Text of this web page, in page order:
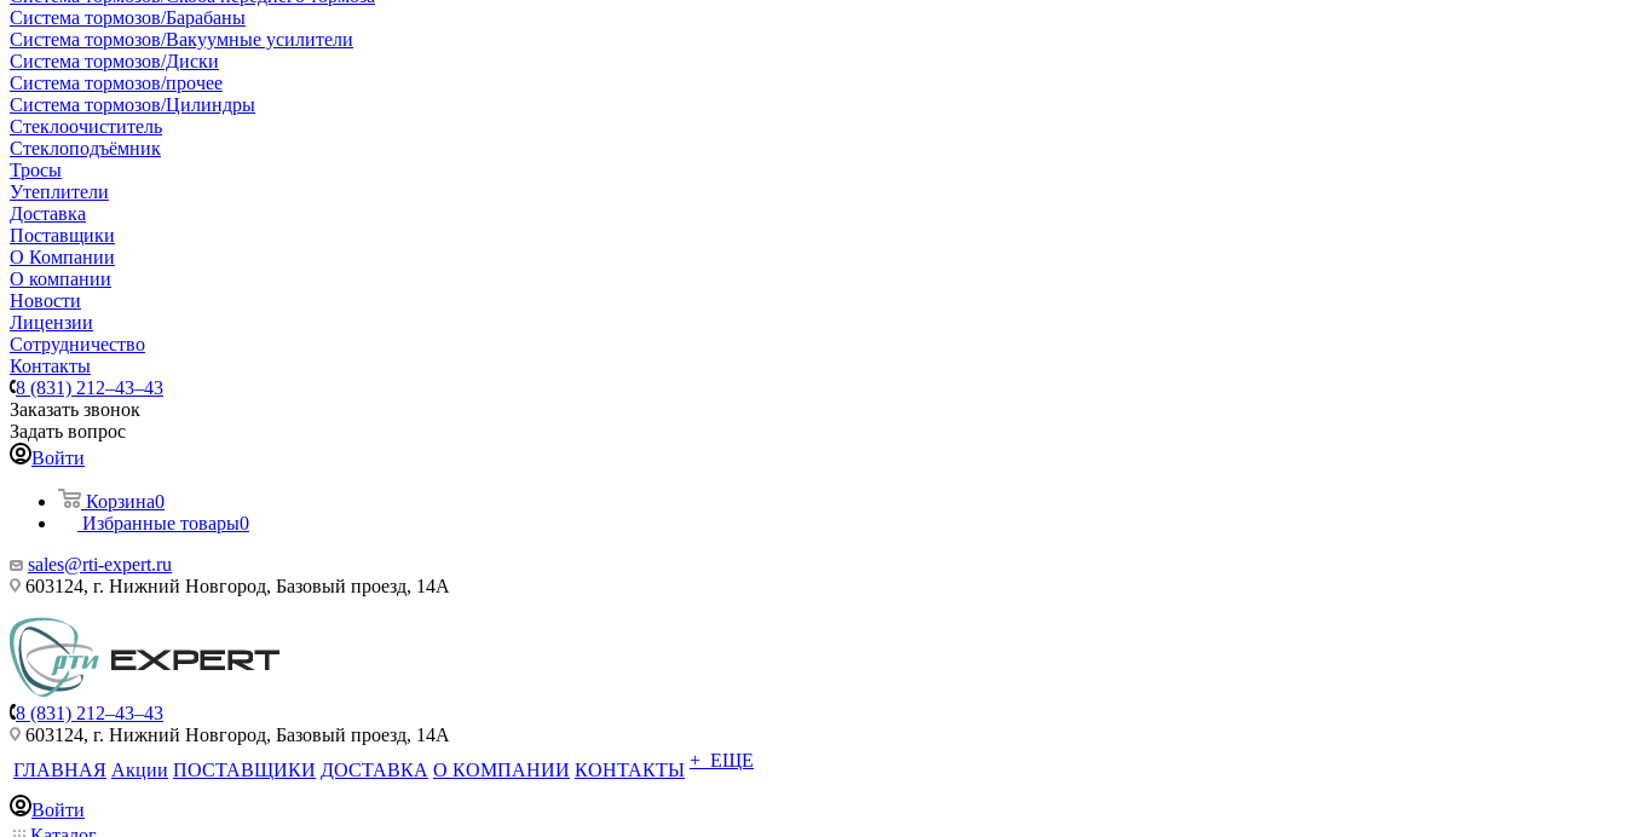
Система тормозов/Барабаны
Система тормозов/Вакуумные усилители
Система тормозов/Диски
Система тормозов/прочее
Система тормозов/Цилиндры
Стеклоочиститель
Стеклоподъёмник
Тросы
Утеплители
Доставка
Поставщики
О Компании
О компании
Новости
Лицензии
Сотрудничество
Контакты
8 (831) 212–43–43
Заказать звонок
Задать вопрос
Войти
Корзина0
Избранные товары0
sales@rti-expert.ru
603124, г. Нижний Новгород, Базовый проезд, 14А
8 (831) 212–43–43
603124, г. Нижний Новгород, Базовый проезд, 14А
ГЛАВНАЯ Акции ПОСТАВЩИКИ ДОСТАВКА О КОМПАНИИ КОНТАКТЫ + ЕЩЕ
Войти